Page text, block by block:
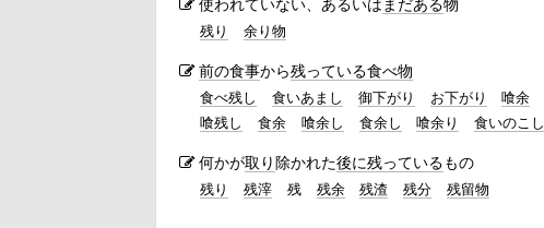
使われていない、あるいはまだある物
残り 余り物
前の食事から残っている食べ物
食べ残し 食いあまし 御下がり お下がり 喰余
喰残し
食余 喰余し 食余し 喰余り 食いのこし
何かが取り 除かれた後に残っているもの
残り 残滓 残 残余 残渣 残分 残留物